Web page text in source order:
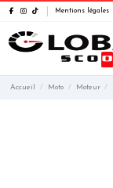
Mentions légales
Accueil Moto Moteur